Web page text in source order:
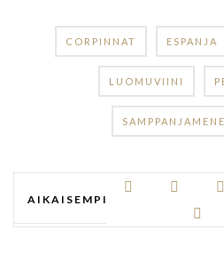
CORPINNAT ESPANJA
LUOMUVIINI
AIKAISEMPI